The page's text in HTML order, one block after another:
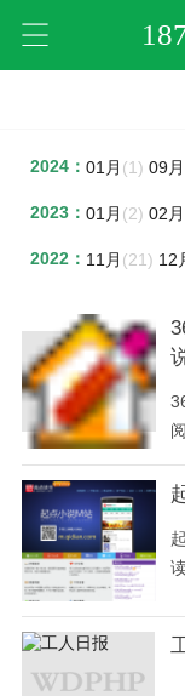
2024： 01月 (1) 09月
2023： 01月 (2) 02月
2022： 11月 (21) 12